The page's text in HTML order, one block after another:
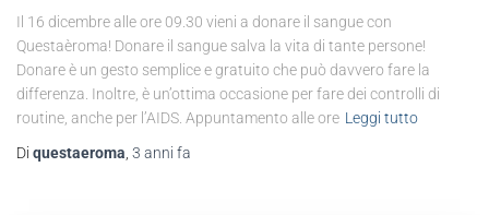
Il 16 dicembre alle ore 09.30 vieni a donare il sangue con
Questaèroma! Donare il sangue salva la vita di tante persone!
Donare è un gesto semplice e gratuito che può davvero fare la
differenza. Inoltre, è un’ottima occasione per fare dei controlli di
routine, anche per l’AIDS. Appuntamento alle ore Leggi tutto
Di questaeroma, 3 anni fa